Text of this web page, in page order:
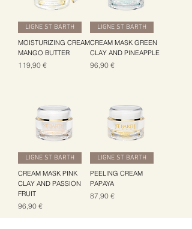
LIGNE ST BARTH
MOISTURIZING CREAM
MANGO BUTTER
Цена
119,90 €
LIGNE ST BARTH
CREAM MASK GREEN
CLAY AND PINEAPPLE
Цена
96,90 €
LIGNE ST BARTH
CREAM MASK PINK
CLAY AND PASSION
FRUIT
Цена
96,90 €
LIGNE ST BARTH
PEELING CREAM
PAPAYA
Цена
87,90 €